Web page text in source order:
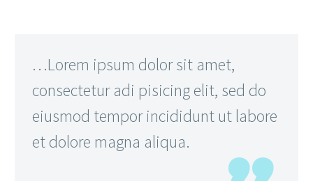
…Lorem ipsum dolor sit amet,
consectetur adi pisicing elit, sed do
eiusmod tempor incididunt ut labore
et dolore magna aliqua.